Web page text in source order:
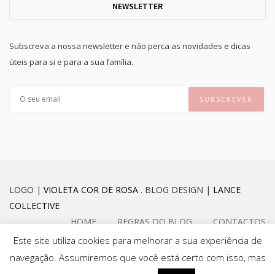
NEWSLETTER
Subscreva a nossa newsletter e não perca as novidades e dicas
úteis para si e para a sua família.
LOGO | VIOLETA COR DE ROSA . BLOG DESIGN | LANCE
COLLECTIVE
HOME
REGRAS DO BLOG CONTACTOS
Este site utiliza cookies para melhorar a sua experiência de
navegação. Assumiremos que você está certo com isso, mas